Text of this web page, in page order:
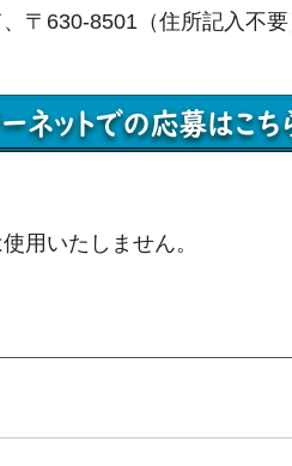
〒630-8501（住所記入不要
用いたしません。